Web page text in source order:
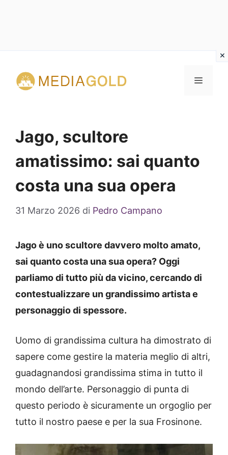
contenuto
MENU
Jago, scultore
amatissimo: sai quanto
costa una sua opera
31 Marzo 2026 di Pedro Campano
Jago è uno scultore davvero molto amato,
sai quanto costa una sua opera? Oggi
parliamo di tutto più da vicino, cercando di
contestualizzare un grandissimo artista e
personaggio di spessore.
Uomo di grandissima cultura ha dimostrato di
sapere come gestire la materia meglio di altri,
guadagnandosi grandissima stima in tutto il
mondo dell’arte. Personaggio di punta di
questo periodo è sicuramente un orgoglio per
tutto il nostro paese e per la sua Frosinone.